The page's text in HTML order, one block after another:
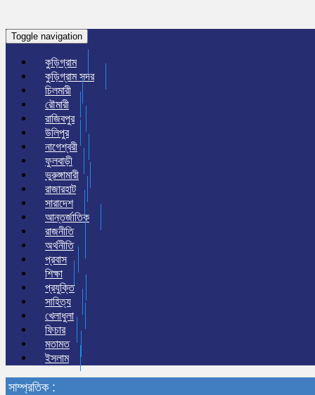
Toggle navigation
কুড়িগ্রাম
কুড়িগ্রাম সদর
চিলমারী
রৌমারী
রাজিবপুর
উলিপুর
নাগেশ্বরী
ফুলবাড়ী
ভুরুঙ্গামারী
রাজারহাট
সারাদেশ
আন্তর্জাতিক
রাজনীতি
অর্থনীতি
প্রবাস
শিক্ষা
প্রযুক্তি
সাহিত্য
খেলাধুলা
ফিচার
মতামত
ইসলাম
সাম্প্রতিক :